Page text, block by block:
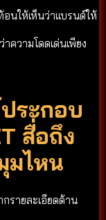
นให้เห็นว่าแบรนด์ให้
ความโดดเด่นเพียง
ระกอบ
สื่อถึง
มไหน
รายละเอียดด้าน